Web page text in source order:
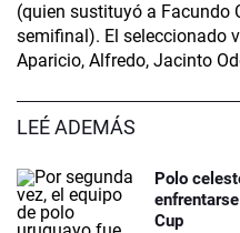
(quien sustituyó a Facundo
semifinal). El seleccionado
Aparicio, Alfredo, Jacinto
LEÉ ADEMÁS
Polo
Cup